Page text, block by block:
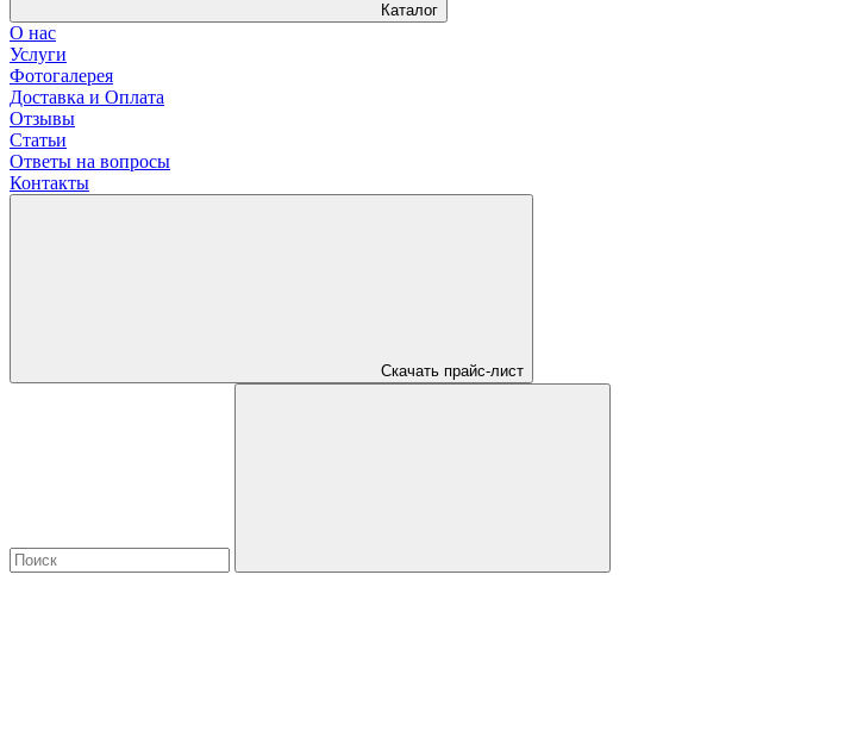
Каталог
О нас
Услуги
Фотогалерея
Доставка и Оплата
Отзывы
Статьи
Ответы на вопросы
Контакты
Скачать прайс-лист